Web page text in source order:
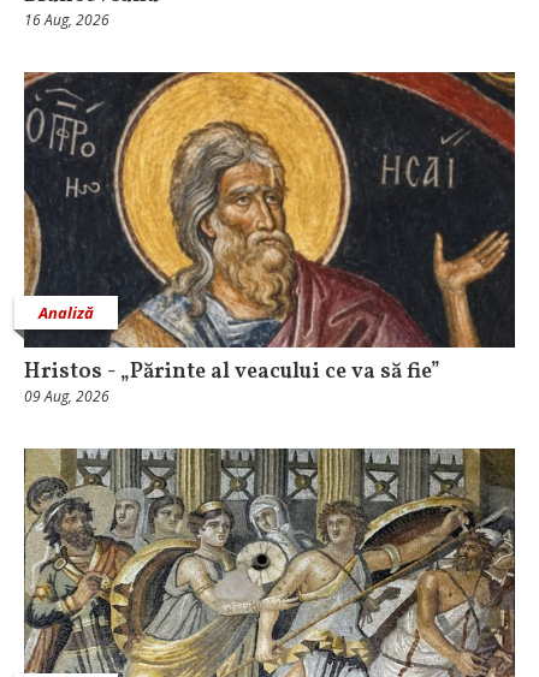
16 Aug, 2026
Analiză
Hristos - „Părinte al veacului ce va să fie”
09 Aug, 2026